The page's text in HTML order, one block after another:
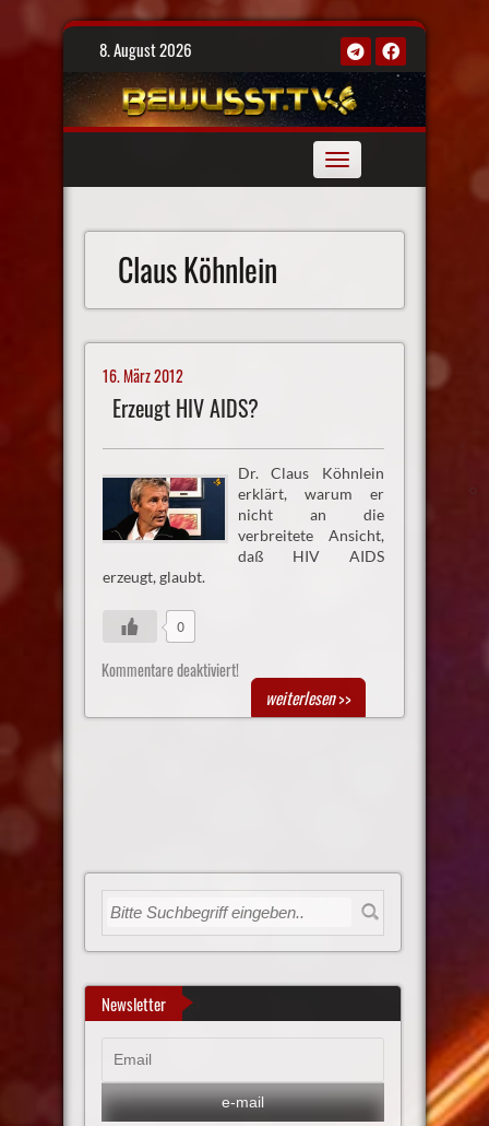
Skip
8. August 2026
Toggle
navigation
Claus Köhnlein
16. März 2012
Erzeugt HIV AIDS?
Dr. Claus Köhnlein
erklärt, warum er
nicht an die
verbreitete Ansicht,
daß HIV AIDS
erzeugt, glaubt.
0
Kommentare deaktiviert!
weiterlesen>>
Newsletter